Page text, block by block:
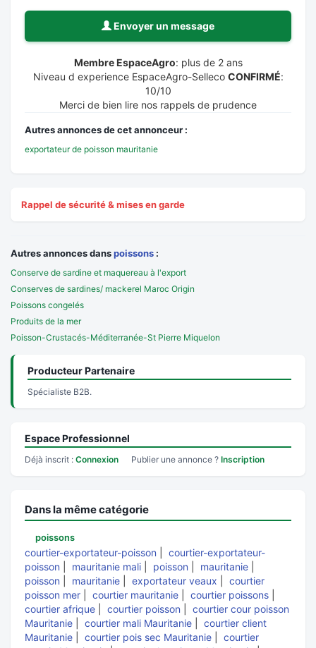
Envoyer un message
Membre EspaceAgro: plus de 2 ans
Niveau d experience EspaceAgro-Selleco CONFIRMÉ:
10/10
Merci de bien lire nos rappels de prudence
Autres annonces de cet annonceur :
exportateur de poisson mauritanie
Rappel de sécurité & mises en garde
Autres annonces danspoissons :
Conserve de sardine et maquereau à l'export
Conserves de sardines/ mackerel Maroc Origin
Poissons congelés
Produits de la mer
Poisson-Crustacés-Méditerranée-St Pierre Miquelon
Producteur Partenaire
Spécialiste B2B.
Espace Professionnel
Déjà inscrit : Connexion Publier une annonce ? Inscription
Dans la même catégorie
poissons
courtier-exportateur-poisson
courtier-exportateur-
poisson
mauritanie mali poisson mauritanie
poisson
mauritanie exportateur veaux
courtier
poisson mer
courtier mauritanie courtier poissons
courtier afrique
courtier poisson
courtier cour poisson
Mauritanie
courtier mali Mauritanie
courtier client
Mauritanie
courtier pois sec Mauritanie
courtier